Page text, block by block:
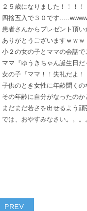
２５歳になりました！！！！
四捨五入で３０です…..wwww
患者さんからプレゼント頂い
ありがとうございますｗｗｗ
小２の女の子とママの会話
ママ『ゆうきちゃん誕生日だ
女の子『ママ！！失礼だよ！
子供のとき女性に年齢聞く
その年齢に自分がなったの
まだまだ若さを出せるよう頑
では、おやすみなさい。。。
PREV